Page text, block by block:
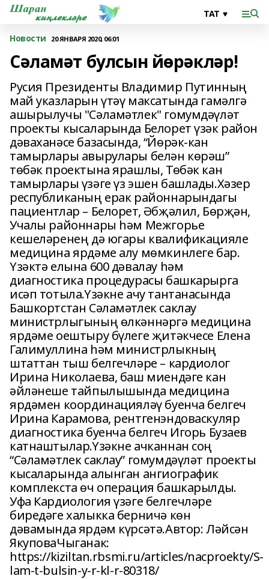
Новости 20 ЯНВАРЯ 2020, 06:01
Сәламәт булсын йөрәкләр!
Русия Президенты Владимир Путинның
май указларын үтәү максатында гамәлгә
ашырылучы "Сәламәтлек" гомумдәүләт
проекты кысаларында Белорет үзәк район
дәваханәсе базасында, “Йөрәк-кан
тамырлары авырулары белән көрәш”
төбәк проектына ярашлы, Төбәк кан
тамырлары үзәге үз эшен башлады.Хәзер
республиканың ерак районнарындагы
пациентлар – Белорет, Әбҗәлил, Бөрҗән,
Учалы районнары һәм Межгорье
кешеләренең дә югары квалификацияле
медицина ярдәме алу мөмкинлеге бар.
Үзәктә елына 600 дәвалау һәм
диагностика процедурасы башкарырга
исәп тотыла.Үзәкне ачу тантанасында
Башкортстан Сәламәтлек саклау
министрлыгының өлкәннәргә медицина
ярдәме оештыру бүлеге җитәкчесе Елена
Галимуллина һәм министрлыкның
штаттан тыш белгечләре – кардиолог
Ирина Николаева, баш миендәге кан
әйләнеше тайпылышында медицина
ярдәмен координацияләү буенча белгеч
Ирина Карамова, рентгенэндоваскуляр
диагностика буенча белгеч Игорь Бузаев
катнаштылар.Үзәкне ачканнан соң
“Сәламәтлек саклау” гомумдәүләт проекты
кысаларында алынган ангиографик
комплекста өч операция башкарылды.
Уфа Кардиология үзәге белгечләре
биредәге халыкка берничә көн
дәвамында ярдәм күрсәтә.Автор: Ләйсән
ЯкуповаЧыганак:
https://kiziltan.rbsmi.ru/articles/nacproekty/S-
lam-t-bulsin-y-r-kl-r-80318/